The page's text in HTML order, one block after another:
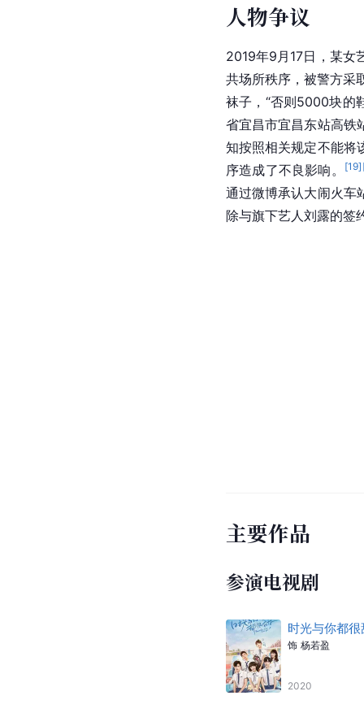
人物争议
2019年9月17日，某女
共场所秩序，被警方采
袜子，“否则5000块的
省宜昌市宜昌东站高铁
知按照相关规定不能将
序造成了不良影响。
[19]
通过微博承认大闹火车
除与旗下艺人刘露的签
主要作品
参演电视剧
时光与你都很
饰 杨若盈
2020